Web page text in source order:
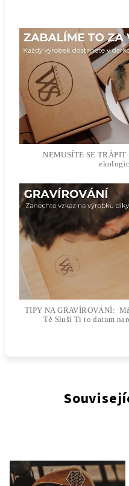
NEMUSÍTE SE
TIPY NA GRAVÍROVÁNÍ:
Tě Sluší Ti to datum